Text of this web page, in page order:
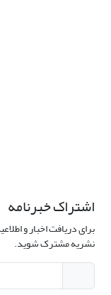
اشتراک خبرنامه
برای دریافت اخبار و
نشریه مشترک شوید.